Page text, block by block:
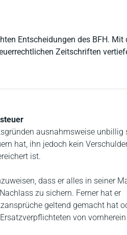
Entscheidungen des BFH. Mit
Zeitschriften
ausnahmsweise unbillig
hat, ihn jedoch kein
ist.
dass er alles in seiner
zu sichern. Ferner hat er
geltend gemacht hat
von vornherein